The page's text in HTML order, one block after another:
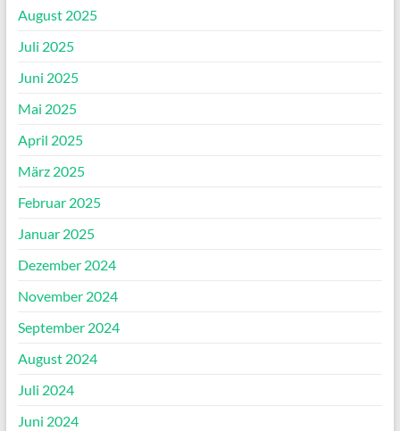
August 2025
Juli 2025
Juni 2025
Mai 2025
April 2025
März 2025
Februar 2025
Januar 2025
Dezember 2024
November 2024
September 2024
August 2024
Juli 2024
Juni 2024